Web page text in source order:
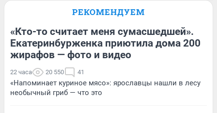
РЕКОМЕНДУЕМ
«Кто-то считает меня сумасшедшей».
Екатеринбурженка приютила дома 200
жирафов — фото и видео
22 часа 20 550 41
«Напоминает куриное мясо»: ярославцы нашли в лесу
необычный гриб — что это